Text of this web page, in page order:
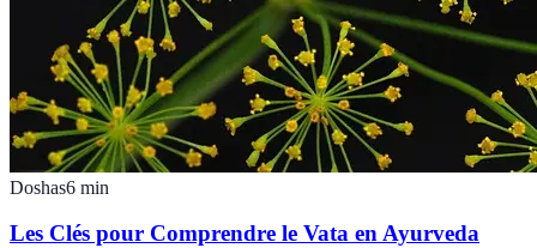
Doshas6 min
Les Clés pour Comprendre le Vata en Ayurveda